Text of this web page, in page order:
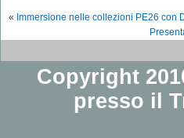
« Immersione nelle collezioni PE26 con
Copyright
presso il